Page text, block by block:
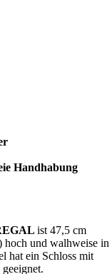
Handhabung
ist 47,5 cm
hoch und walhweise in
hat ein Schloss mit